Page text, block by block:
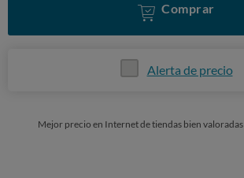
Comprar
Alerta de precio
Mejor precio en Internet de tiendas bien valoradas